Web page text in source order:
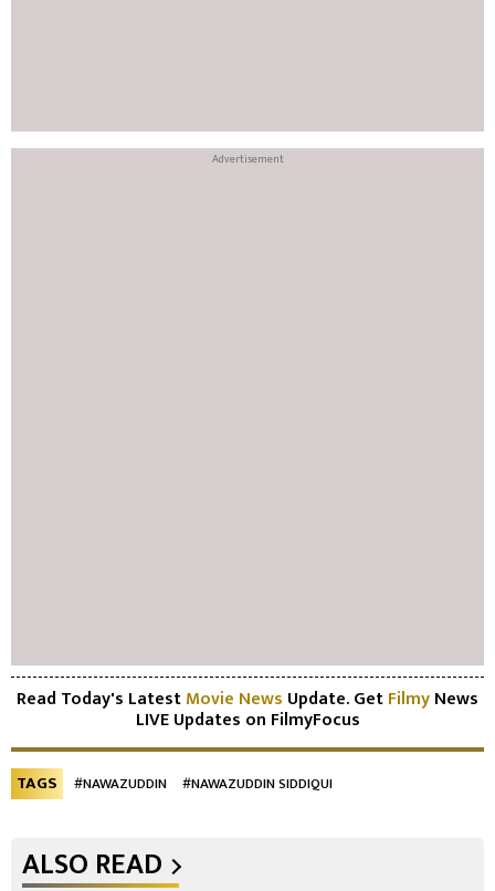
Read Today's LatestMovie News Update. GetFilmyNews
LIVE Updates on FilmyFocus
TAGS #NAWAZUDDIN #NAWAZUDDIN SIDDIQUI
ALSO READ